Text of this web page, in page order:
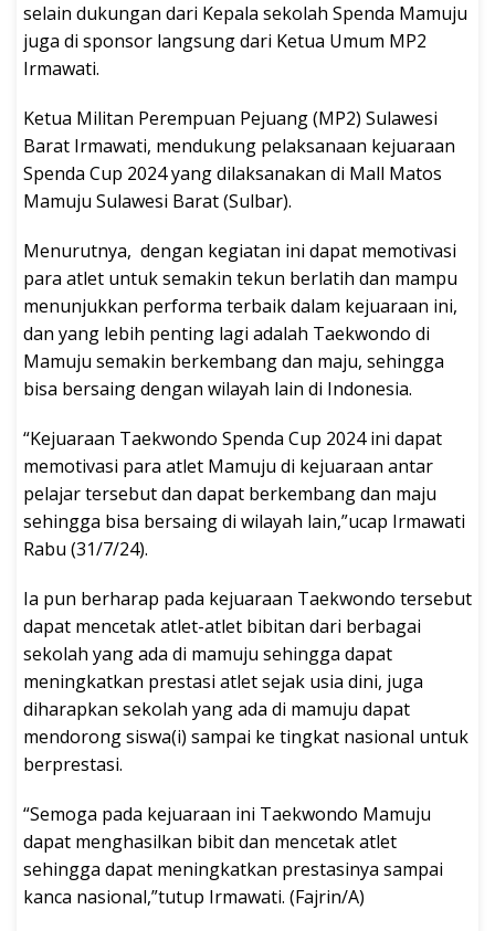
selain dukungan dari Kepala sekolah Spenda Mamuju
juga di sponsor langsung dari Ketua Umum MP2
Irmawati.
Ketua Militan Perempuan Pejuang (MP2) Sulawesi
Barat Irmawati, mendukung pelaksanaan kejuaraan
Spenda Cup 2024 yang dilaksanakan di Mall Matos
Mamuju Sulawesi Barat (Sulbar).
Menurutnya, dengan kegiatan ini dapat memotivasi
para atlet untuk semakin tekun berlatih dan mampu
menunjukkan performa terbaik dalam kejuaraan ini,
dan yang lebih penting lagi adalah Taekwondo di
Mamuju semakin berkembang dan maju, sehingga
bisa bersaing dengan wilayah lain di Indonesia.
“Kejuaraan Taekwondo Spenda Cup 2024 ini dapat
memotivasi para atlet Mamuju di kejuaraan antar
pelajar tersebut dan dapat berkembang dan maju
sehingga bisa bersaing di wilayah lain,”ucap Irmawati
Rabu (31/7/24).
Ia pun berharap pada kejuaraan Taekwondo tersebut
dapat mencetak atlet-atlet bibitan dari berbagai
sekolah yang ada di mamuju sehingga dapat
meningkatkan prestasi atlet sejak usia dini, juga
diharapkan sekolah yang ada di mamuju dapat
mendorong siswa(i) sampai ke tingkat nasional untuk
berprestasi.
“Semoga pada kejuaraan ini Taekwondo Mamuju
dapat menghasilkan bibit dan mencetak atlet
sehingga dapat meningkatkan prestasinya sampai
kanca nasional,”tutup Irmawati. (Fajrin/A)